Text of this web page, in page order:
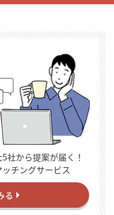
社から提案が届く！
チングサービス
る